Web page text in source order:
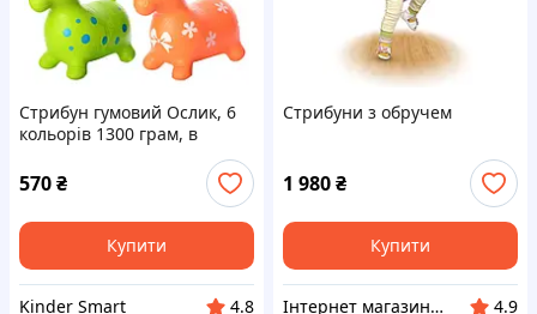
Стрибун гумовий Ослик, 6
кольорів 1300 грам, в
570₴
Купити
Kinder Smart
4.8
Стрибуни з обручем
1 980₴
Купити
Інтернет магазин "DOST"-"ДОСТУПНИЙ ДЛЯ ВСІХ"
4.9